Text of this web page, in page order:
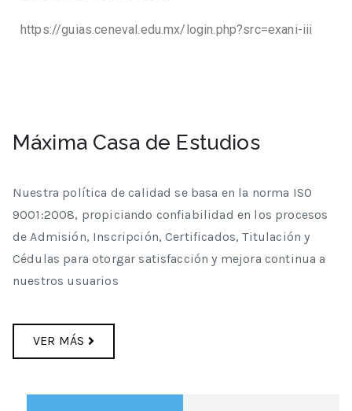
https://guias.ceneval.edu.mx/login.php?src=exani-iii
Máxima Casa de Estudios
Nuestra política de calidad se basa en la norma ISO
9001:2008, propiciando confiabilidad en los procesos
de Admisión, Inscripción, Certificados, Titulación y
Cédulas para otorgar satisfacción y mejora continua a
nuestros usuarios
VER MÁS